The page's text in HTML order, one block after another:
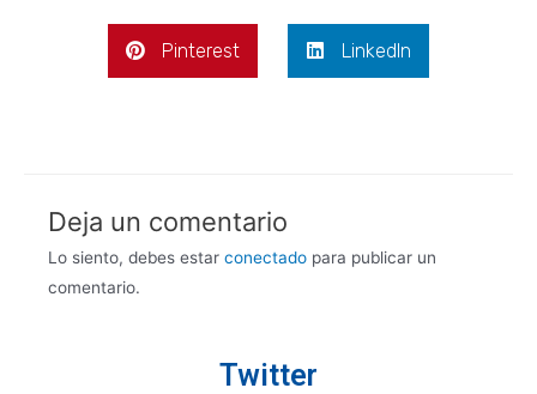
Pinterest LinkedIn
Deja un comentario
Lo siento, debes estar conectado para publicar un
comentario.
Twitter